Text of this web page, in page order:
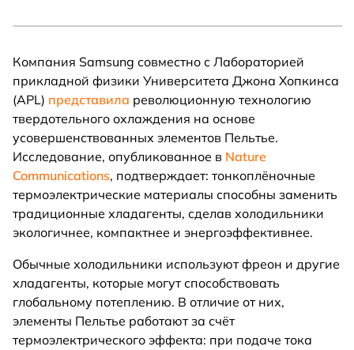
Компания Samsung совместно с Лабораторией
прикладной физики Университета Джона Хопкинса
(APL) представила революционную технологию
твердотельного охлаждения на основе
усовершенствованных элементов Пельтье.
Исследование, опубликованное в Nature
Communications, подтверждает: тонкоплёночные
термоэлектрические материалы способны заменить
традиционные хладагенты, сделав холодильники
экологичнее, компактнее и энергоэффективнее.
Обычные холодильники используют фреон и другие
хладагенты, которые могут способствовать
глобальному потеплению. В отличие от них,
элементы Пельтье работают за счёт
термоэлектрического эффекта: при подаче тока